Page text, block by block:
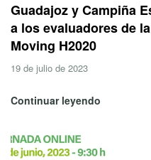
Guadajoz y Campiña
a los evaluadores de
Moving H2020
19 de julio de 2023
Continuar leyendo